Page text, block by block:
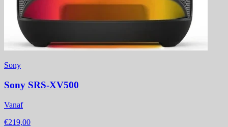
Sony
Sony SRS-XV500
Vanaf
€219,00